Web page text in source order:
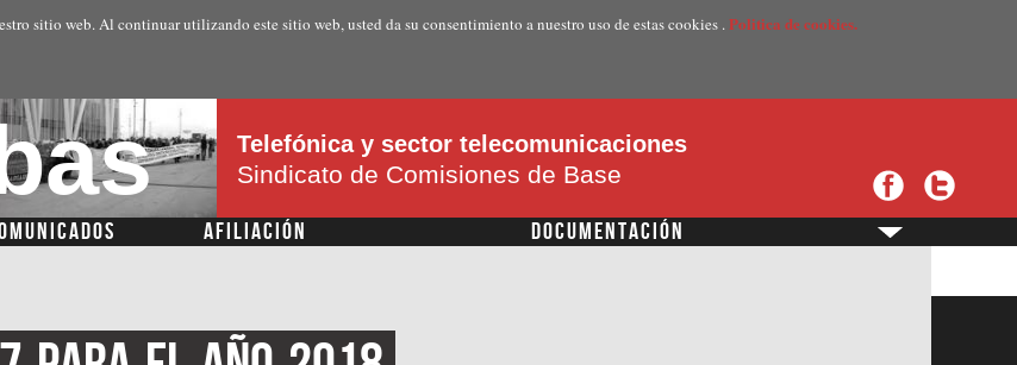
contenido
sitio web. Al continuar utilizando este sitio web, usted da su consentimiento a nuestro uso de estas cookies .Politica de cookies.
Telefónica y sector telecomunicaciones
Sindicato de Comisiones de Base
AFILIACIÓN DOCUMENTACIÓN ?